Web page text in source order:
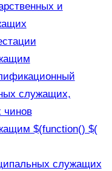
и
служащих,
чинов
$(function() $(
служащих